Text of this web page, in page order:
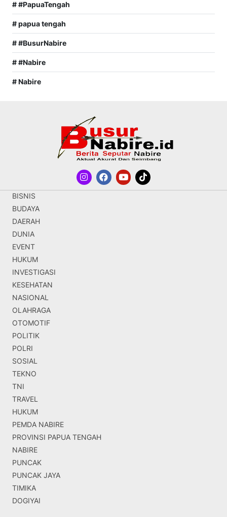
# #PapuaTengah
# papua tengah
# #BusurNabire
# #Nabire
# Nabire
BISNIS
BUDAYA
DAERAH
DUNIA
EVENT
HUKUM
INVESTIGASI
KESEHATAN
NASIONAL
OLAHRAGA
OTOMOTIF
POLITIK
POLRI
SOSIAL
TEKNO
TNI
TRAVEL
HUKUM
PEMDA NABIRE
PROVINSI PAPUA TENGAH
NABIRE
PUNCAK
PUNCAK JAYA
TIMIKA
DOGIYAI